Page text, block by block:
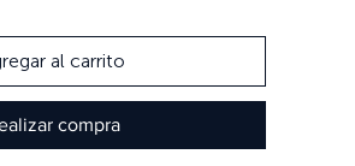
al carrito
compra